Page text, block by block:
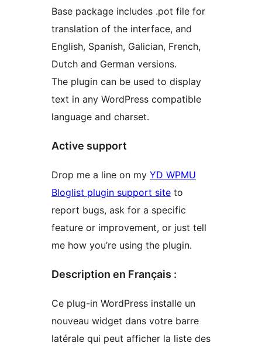
Base package includes .pot file for
translation of the interface, and
English, Spanish, Galician, French,
Dutch and German versions.
The plugin can be used to display
text in any WordPress compatible
language and charset.
Active support
Drop me a line on my YD WPMU
Bloglist plugin support site to
report bugs, ask for a specific
feature or improvement, or just tell
me how you’re using the plugin.
Description en Français :
Ce plug-in WordPress installe un
nouveau widget dans votre barre
latérale qui peut afficher la liste des